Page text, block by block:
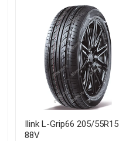
Ilink L-Grip66 205/55R15
88V